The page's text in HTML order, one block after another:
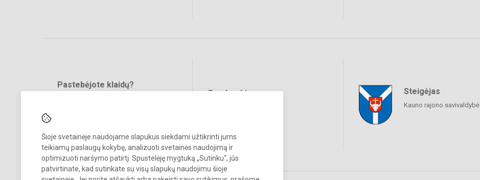
Šioje svetainėje naudojame slapukus siekdami užtikrinti jums
teikiamų paslaugų kokybę, analizuoti svetainės naudojimą ir
optimizuoti naršymo patirtį. Spustelėję mygtuką „Sutinku“, jūs
patvirtinate, kad sutinkate su visų slapukų naudojimu šioje
Pastebėjote klaidų?
Bendraukime Steigėjas
Kauno rajono savivaldybė